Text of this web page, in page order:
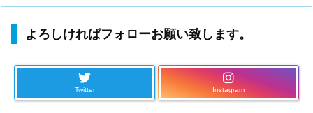
よろしければフォローお願い致します。
Twitter Instagram